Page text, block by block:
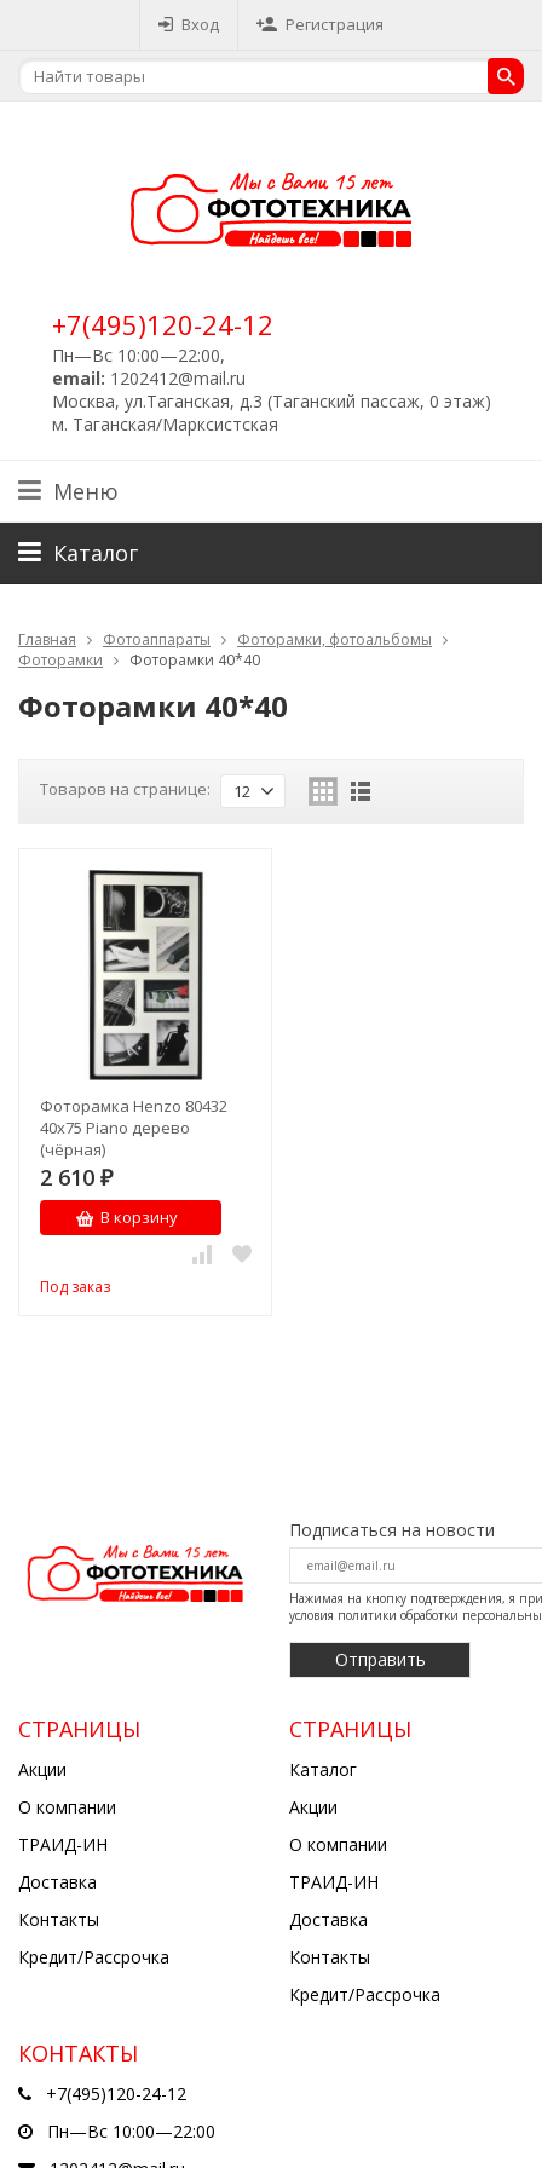
Вход Регистрация
+7(495)120-24-12
Пн—Вс 10:00—22:00,
email: 1202412@mail.ru
Москва, ул.Таганская, д.3 (Таганский пассаж, 0 этаж)
м. Таганская/Марксистская
Меню
Каталог
Главная Фотоаппараты
Фоторамки, фотоальбомы
Фоторамки
Фоторамки 40*40
Фоторамки 40*40
Товаров на странице: 12
Фоторамка Henzo 80432
40x75 Piano дерево
(чёрная)
2 610 ₽
В корзину
Под заказ
Подписаться на новости
Нажимая на кнопку подтверждения, я
условия политики обработки
СТРАНИЦЫ
Акции
О компании
ТРАИД-ИН
Доставка
Контакты
Кредит/Рассрочка
СТРАНИЦЫ
Каталог
Акции
О компании
ТРАИД-ИН
Доставка
Контакты
Кредит/Рассрочка
КОНТАКТЫ
+7(495)120-24-12
Пн—Вс 10:00—22:00